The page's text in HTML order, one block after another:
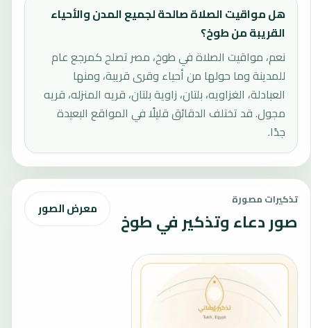
هل مواقيت الصلاة صالحة لجميع المدن والأحياء
القريبة من طوخ؟
نعم، مواقيت الصلاة في طوخ، مصر تصلح كمرجع عام
للمدينة وما حولها من أحياء وقرى قريبة، ومنها
العبادلة، الغزاويه، بلتان، زاوية بلتان، قريه المنزله، قريه
مجول. قد تختلف الدقائق قليلًا في المواقع البعيدة
جدًا.
تذكيرات مصورة
صور دعاء وتذكير في طوخ معرض الصور